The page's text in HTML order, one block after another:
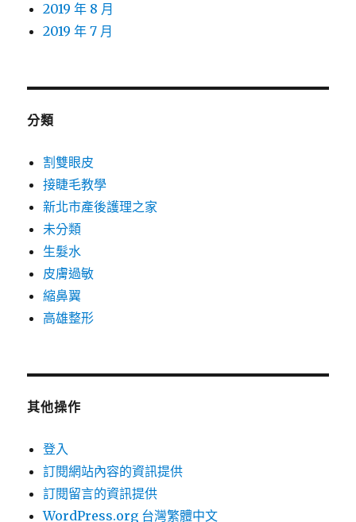
2019 年 8 月
2019 年 7 月
分類
割雙眼皮
接睫毛教學
新北市產後護理之家
未分類
生髮水
皮膚過敏
縮鼻翼
高雄整形
其他操作
登入
訂閱網站內容的資訊提供
訂閱留言的資訊提供
WordPress.org 台灣繁體中文